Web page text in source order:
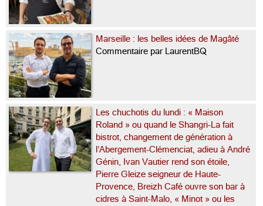
Marseille : les belles idées de Magâté
Commentaire par LaurentBQ
Les chuchotis du lundi : « Maison
Roland » ou quand le Shangri-La fait
bistrot, changement de génération à
l’Abergement-Clémenciat, adieu à André
Génin, Ivan Vautier rend son étoile,
Pierre Gleize seigneur de Haute-
Provence, Breizh Café ouvre son bar à
cidres à Saint-Malo, « Minot » ou les